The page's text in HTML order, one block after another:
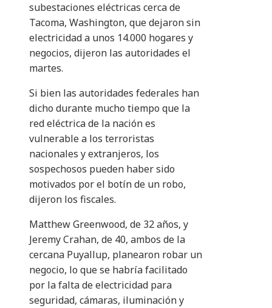
subestaciones eléctricas cerca de
Tacoma, Washington, que dejaron sin
electricidad a unos 14.000 hogares y
negocios, dijeron las autoridades el
martes.
Si bien las autoridades federales han
dicho durante mucho tiempo que la
red eléctrica de la nación es
vulnerable a los terroristas
nacionales y extranjeros, los
sospechosos pueden haber sido
motivados por el botín de un robo,
dijeron los fiscales.
Matthew Greenwood, de 32 años, y
Jeremy Crahan, de 40, ambos de la
cercana Puyallup, planearon robar un
negocio, lo que se habría facilitado
por la falta de electricidad para
seguridad, cámaras, iluminación y